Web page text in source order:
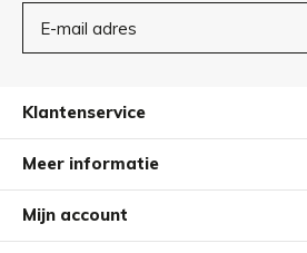
Klantenservice
Meer informatie
Mijn account